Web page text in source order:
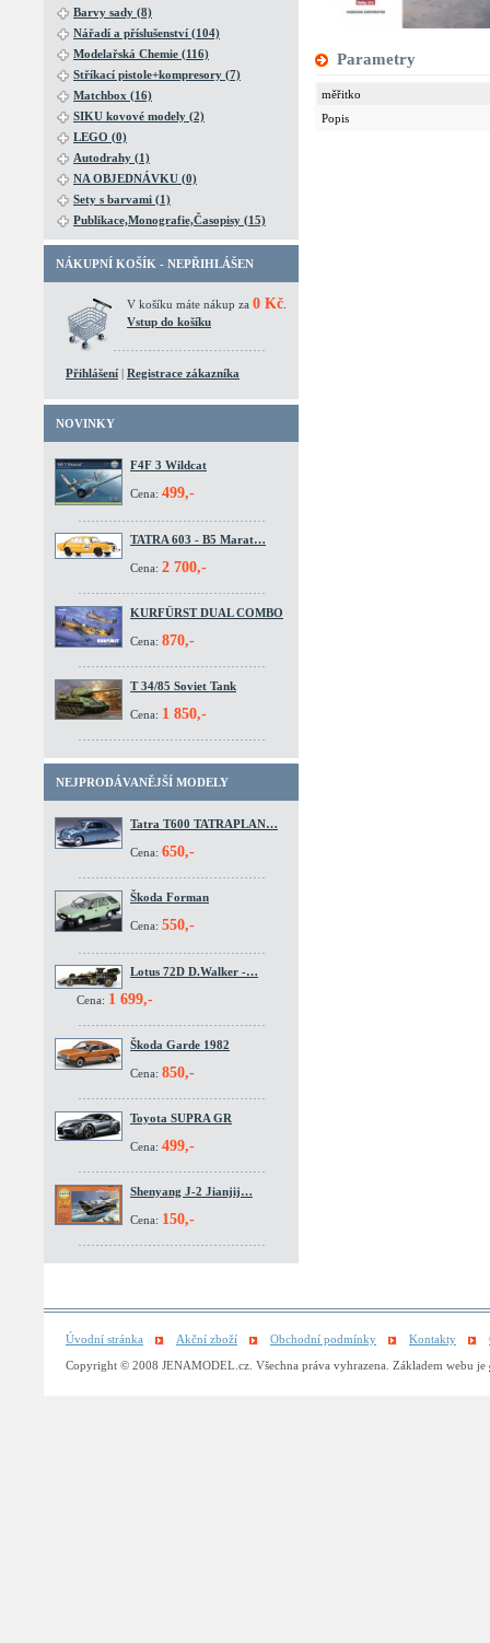
Barvy sady (8)
Nářadí a příslušenství (104)
Modelařská Chemie (116)
Stříkací pistole+kompresory (7)
Matchbox (16)
SIKU kovové modely (2)
LEGO (0)
Autodrahy (1)
NA OBJEDNÁVKU (0)
Sety s barvami (1)
Publikace,Monografie,Časopisy (15)
NÁKUPNÍ KOŠÍK - NEPŘIHLÁŠEN
V košíku máte nákup za 0 Kč
Vstup do košíku
Přihlášení | Registrace zákazníka
NOVINKY
F4F 3 Wildcat
Cena: 499,-
TATRA 603 - B5 Marat…
Cena: 2 700,-
KURFÜRST DUAL COMBO
Cena: 870,-
T 34/85 Soviet Tank
Cena: 1 850,-
NEJPRODÁVANĚJŠÍ MODELY
Tatra T600 TATRAPLAN…
Cena: 650,-
Škoda Forman
Cena: 550,-
Lotus 72D D.Walker -…
Cena: 1 699,-
Škoda Garde 1982
Cena: 850,-
Toyota SUPRA GR
Cena: 499,-
Shenyang J-2 Jianjij…
Cena: 150,-
Parametry
měřitko
Popis
Úvodní stránka Akční zboží Obchodní podmínky Kontakty
Copyright © 2008 JENAMODEL.cz. Všechna práva vyhrazena. Základem webu je